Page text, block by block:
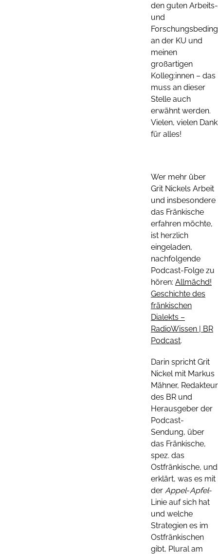
den guten Arbeits-
und
an der KU und
meinen
großartigen
Kolleg:innen – das
muss an dieser
Stelle auch
erwähnt werden.
Vielen, vielen Dank
für alles!
Wer mehr über
Grit Nickels Arbeit
und insbesondere
das Fränkische
erfahren möchte,
ist herzlich
eingeladen,
nachfolgende
Podcast-Folge zu
hören: Allmächd!
Geschichte des
fränkischen
Dialekts –
RadioWissen | BR
Podcast.
Darin spricht Grit
Nickel mit Markus
Mähner, Redakteur
des BR und
Herausgeber der
Podcast-
Sendung, über
das Fränkische,
spez. das
Ostfränkische, und
erklärt, was es mit
der Appel-Apfel-
Linie auf sich hat
und welche
Strategien es im
Ostfränkischen
gibt, Plural am